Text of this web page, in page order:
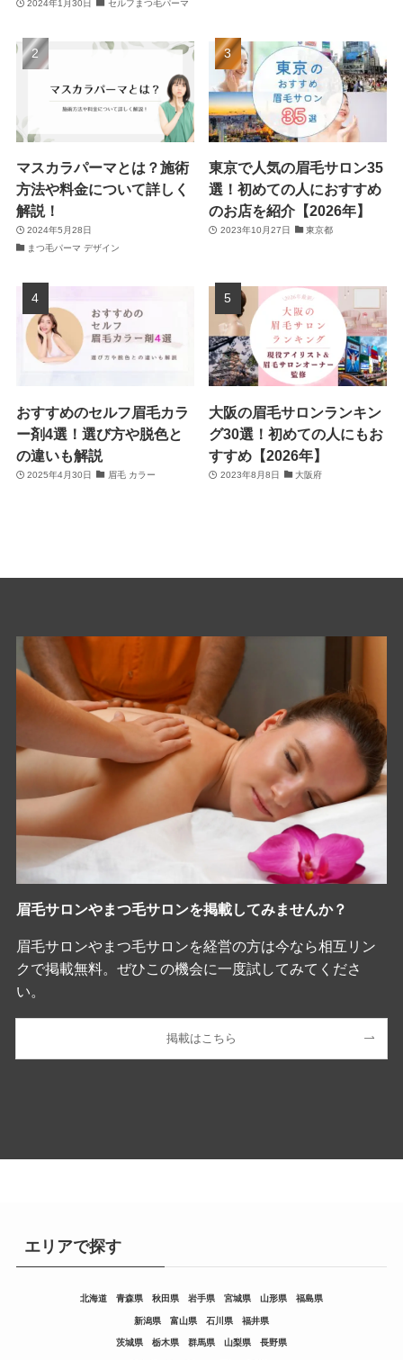
2024年1月30日 セルフまつ毛パーマ
マスカラパーマとは？施術
方法や料金について詳しく
解説！
2024年5月28日
まつ毛パーマ デザイン
東京で人気の眉毛サロン35
選！初めての人におすすめ
のお店を紹介【2026年】
2023年10月27日 東京都
おすすめのセルフ眉毛カラ
ー剤4選！選び方や脱色と
の違いも解説
2025年4月30日 眉毛 カラー
大阪の眉毛サロンランキン
グ30選！初めての人にもお
すすめ【2026年】
2023年8月8日 大阪府
眉毛サロンやまつ毛サロンを掲載してみませんか？
眉毛サロンやまつ毛サロンを経営の方は今なら相互リン
クで掲載無料。ぜひこの機会に一度試してみてくださ
い。
掲載はこちら
エリアで探す
北海道 青森県 秋田県 岩手県 宮城県 山形県 福島県
新潟県 富山県 石川県 福井県
茨城県 栃木県 群馬県 山梨県 長野県